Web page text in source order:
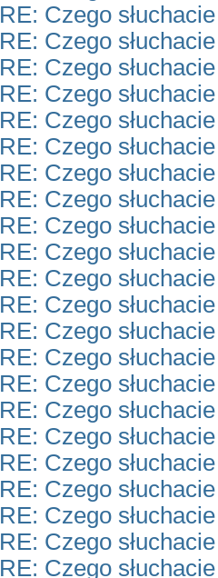
RE: Czego
RE: Czego
RE: Czego
RE: Czego
RE: Czego
RE: Czego
RE: Czego
RE: Czego
RE: Czego
RE: Czego
RE: Czego
RE: Czego
RE: Czego
RE: Czego
RE: Czego
RE: Czego
RE: Czego
RE: Czego
RE: Czego
RE: Czego
RE: Czego
RE: Czego